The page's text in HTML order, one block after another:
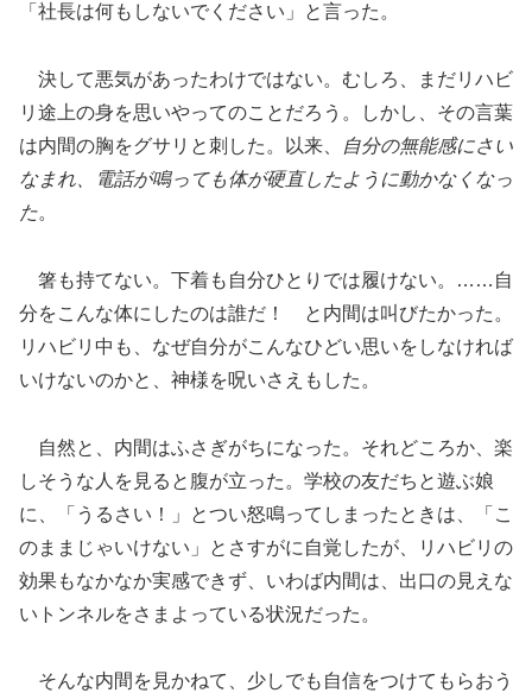
「社長は何もしないでください」と言った。
決して悪気があったわけではない。むしろ、まだリハビ
リ途上の身を思いやってのことだろう。しかし、その言葉
は内間の胸をグサリと刺した。以来、
自分の無能感にさい
なまれ、電話が鳴っても体が硬直したように動かなくなっ
た。
箸も持てない。下着も自分ひとりでは履けない。……自
分をこんな体にしたのは誰だ！ と内間は叫びたかった。
リハビリ中も、なぜ自分がこんなひどい思いをしなければ
いけないのかと、神様を呪いさえもした。
自然と、内間はふさぎがちになった。それどころか、楽
しそうな人を見ると腹が立った。学校の友だちと遊ぶ娘
に、「うるさい！」とつい怒鳴ってしまったときは、「こ
のままじゃいけない」とさすがに自覚したが、リハビリの
効果もなかなか実感できず、いわば内間は、出口の見えな
いトンネルをさまよっている状況だった。
そんな内間を見かねて、少しでも自信をつけてもらおう